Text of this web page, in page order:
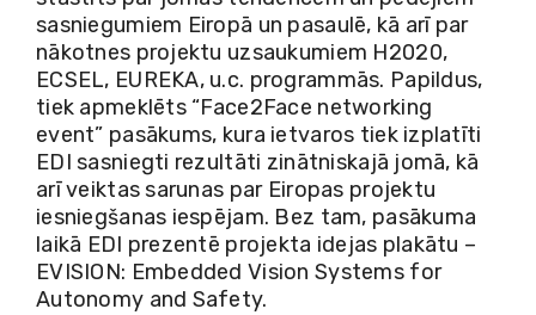
sasniegumiem Eiropā un pasaulē, kā arī par
nākotnes projektu uzsaukumiem H2020,
ECSEL, EUREKA, u.c. programmās. Papildus,
tiek apmeklēts “Face2Face networking
event” pasākums, kura ietvaros tiek izplatīti
EDI sasniegti rezultāti zinātniskajā jomā, kā
arī veiktas sarunas par Eiropas projektu
iesniegšanas iespējam. Bez tam, pasākuma
laikā EDI prezentē projekta idejas plakātu –
EVISION: Embedded Vision Systems for
Autonomy and Safety.